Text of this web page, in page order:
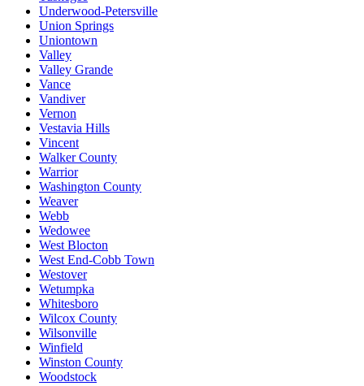
Underwood-Petersville
Union Springs
Uniontown
Valley
Valley Grande
Vance
Vandiver
Vernon
Vestavia Hills
Vincent
Walker County
Warrior
Washington County
Weaver
Webb
Wedowee
West Blocton
West End-Cobb Town
Westover
Wetumpka
Whitesboro
Wilcox County
Wilsonville
Winfield
Winston County
Woodstock